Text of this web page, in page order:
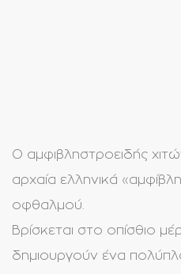
Ο αμφιβληστροειδής
αρχαία ελληνικά
οφθαλμού.
Βρίσκεται στο οπίσθιο
δημιουργούν ένα